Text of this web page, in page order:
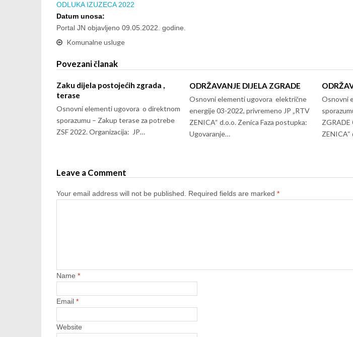
ODLUKA IZUZECA 2022
Datum unosa:
Portal JN objavljeno 09.05.2022. godine.
Komunalne usluge
Povezani članak
Zaku dijela postojećih zgrada ,
terase
Osnovni elementi ugovora o direktnom
sporazumu – Zakup terase za potrebe
ZSF 2022. Organizacija: JP…
ODRŽAVANJE DIJELA ZGRADE
Osnovni elementi ugovora električne
energije 03-2022, privremeno JP „RTV
ZENICA“ d.o.o. Zenica Faza postupka:
Ugovaranje…
Osnovni
ZGRADE
ZENICA“
Leave a Comment
Your email address will not be published. Required fields are marked *
Name *
Email *
Website